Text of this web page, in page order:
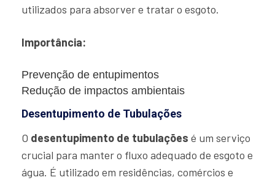
utilizados para absorver e tratar o esgoto.
Importância:
Prevenção de entupimentos
Redução de impactos ambientais
Desentupimento de Tubulações
O desentupimento de tubulações é um serviço
crucial para manter o fluxo adequado de esgoto e
água. É utilizado em residências, comércios e